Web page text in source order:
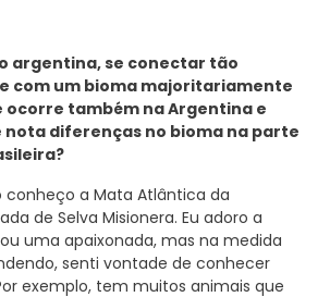
argentina, se conectar tão
com um bioma majoritariamente
ocorre também na Argentina e
nota diferenças no bioma na parte
a Mata Atlântica da
de Selva Misionera. Eu adoro a
uma apaixonada, mas na medida
senti vontade de conhecer
exemplo, tem muitos animais que